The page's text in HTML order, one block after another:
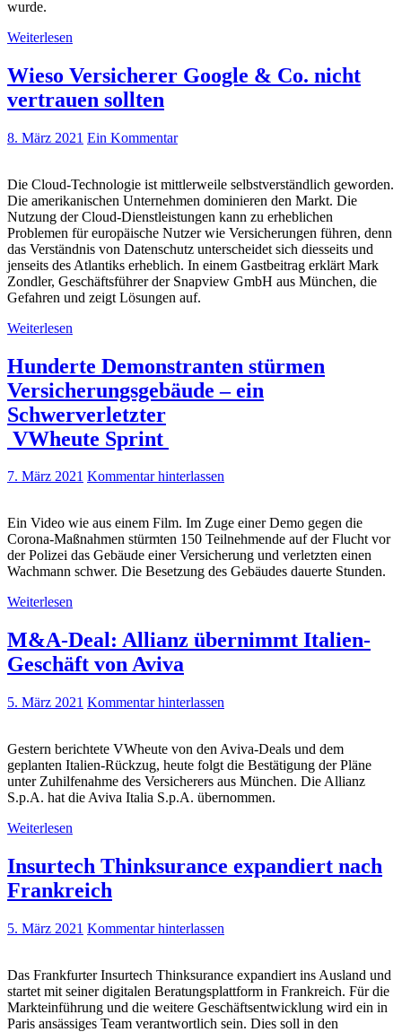
wurde.
Weiterlesen
Wieso Versicherer Google & Co. nicht
vertrauen sollten
8. März 2021 Ein Kommentar
Die Cloud-Technologie ist mittlerweile selbstverständlich geworden.
Die amerikanischen Unternehmen dominieren den Markt. Die
Nutzung der Cloud-Dienstleistungen kann zu erheblichen
Problemen für europäische Nutzer wie Versicherungen führen, denn
das Verständnis von Datenschutz unterscheidet sich diesseits und
jenseits des Atlantiks erheblich. In einem Gastbeitrag erklärt Mark
Zondler, Geschäftsführer der Snapview GmbH aus München, die
Gefahren und zeigt Lösungen auf.
Weiterlesen
Hunderte Demonstranten stürmen
Versicherungsgebäude – ein
Schwerverletzter
VWheute Sprint
7. März 2021 Kommentar hinterlassen
Ein Video wie aus einem Film. Im Zuge einer Demo gegen die
Corona-Maßnahmen stürmten 150 Teilnehmende auf der Flucht vor
der Polizei das Gebäude einer Versicherung und verletzten einen
Wachmann schwer. Die Besetzung des Gebäudes dauerte Stunden.
Weiterlesen
M&A-Deal: Allianz übernimmt Italien-
Geschäft von Aviva
5. März 2021 Kommentar hinterlassen
Gestern berichtete VWheute von den Aviva-Deals und dem
geplanten Italien-Rückzug, heute folgt die Bestätigung der Pläne
unter Zuhilfenahme des Versicherers aus München. Die Allianz
S.p.A. hat die Aviva Italia S.p.A. übernommen.
Weiterlesen
Insurtech Thinksurance expandiert nach
Frankreich
5. März 2021 Kommentar hinterlassen
Das Frankfurter Insurtech Thinksurance expandiert ins Ausland und
startet mit seiner digitalen Beratungsplattform in Frankreich. Für die
Markteinführung und die weitere Geschäftsentwicklung wird ein in
Paris ansässiges Team verantwortlich sein. Dies soll in den